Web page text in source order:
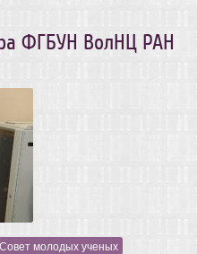
ФГБУН ВолНЦ РАН
Совет молодых ученых